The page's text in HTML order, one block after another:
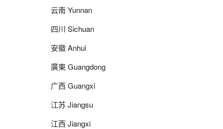
云南 Yunnan
四川 Sichuan
安徽 Anhui
廣東 Guangdong
广西 Guangxi
江苏 Jiangsu
江西 Jiangxi